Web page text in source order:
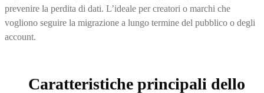
prevenire la perdita di dati. L’ideale per creatori o marchi che
vogliono seguire la migrazione a lungo termine del pubblico o degli
account.
Caratteristiche principali dello